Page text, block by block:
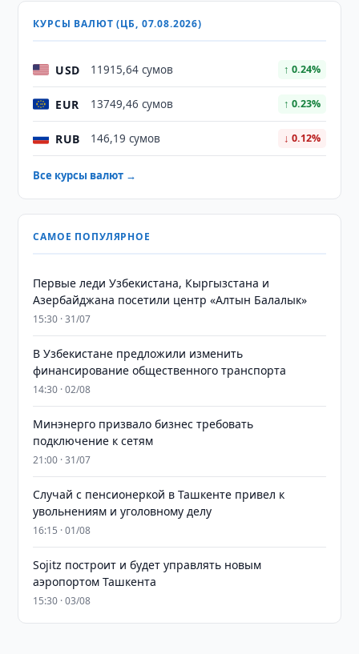
КУРСЫ ВАЛЮТ (ЦБ, 07.08.2026)
USD 11915,64 сумов ↑ 0.24%
EUR 13749,46 сумов ↑ 0.23%
RUB 146,19 сумов ↓ 0.12%
Все курсы валют →
САМОЕ ПОПУЛЯРНОЕ
Первые леди Узбекистана, Кыргызстана и
Азербайджана посетили центр «Алтын Балалык»
15:30 · 31/07
В Узбекистане предложили изменить
финансирование общественного транспорта
14:30 · 02/08
Минэнерго призвало бизнес требовать
подключение к сетям
21:00 · 31/07
Случай с пенсионеркой в Ташкенте привел к
увольнениям и уголовному делу
16:15 · 01/08
Sojitz построит и будет управлять новым
аэропортом Ташкента
15:30 · 03/08